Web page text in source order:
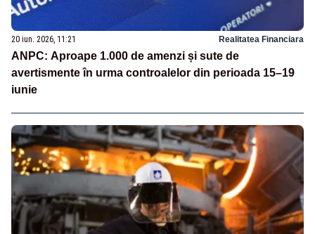
20 iun. 2026, 11:21 Realitatea Financiara
ANPC: Aproape 1.000 de amenzi și sute de
avertismente în urma controalelor din perioada 15–19
iunie